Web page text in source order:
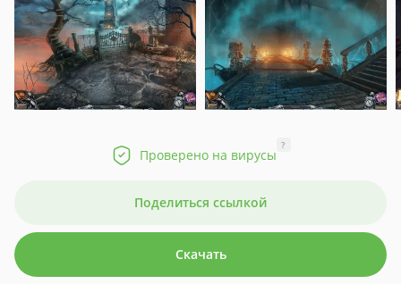
Проверено на вирусы
?
Поделиться ссылкой
Скачать